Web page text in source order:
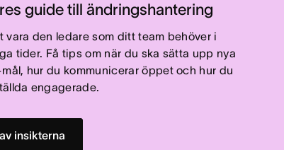
guide till ändringshantering
vara den ledare som ditt team behöver i
tider. Få tips om när du ska sätta upp nya
hur du kommunicerar öppet och hur du
engagerade.
insikterna